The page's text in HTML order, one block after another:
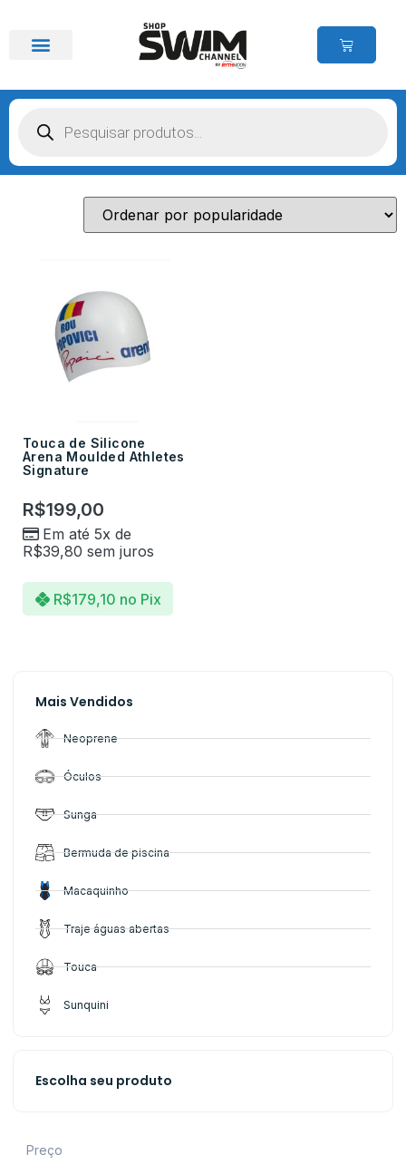
Mais Vendidos
Neoprene
Óculos
Sunga
Bermuda de piscina
Macaquinho
Traje águas abertas
Touca
Sunquini
Escolha seu produto
Preço
Touca de Silicone
Arena Moulded Athletes
Signature
R$199,00
Em até 5x de
R$39,80 sem juros
R$179,10 no Pix